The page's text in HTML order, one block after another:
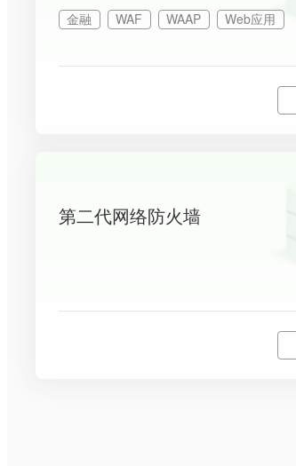
金融 WAF WAAP Web应用
第二代网络防火墙